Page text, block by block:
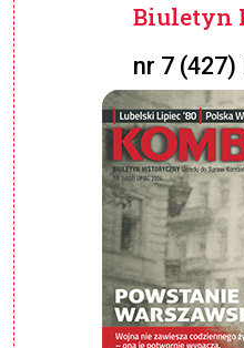
Biuletyn
nr 7 (427)